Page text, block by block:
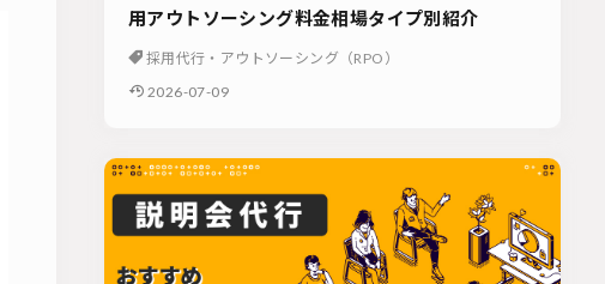
用アウトソーシング料金相場タイプ別紹介
採用代行・アウトソーシング（RPO）
2026-07-09